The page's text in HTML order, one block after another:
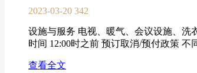
2023-03-20 342
设施与服务 电视、暖气、会议设施、洗
时间 12:00时之前 预订取消/预付政策
查看全文